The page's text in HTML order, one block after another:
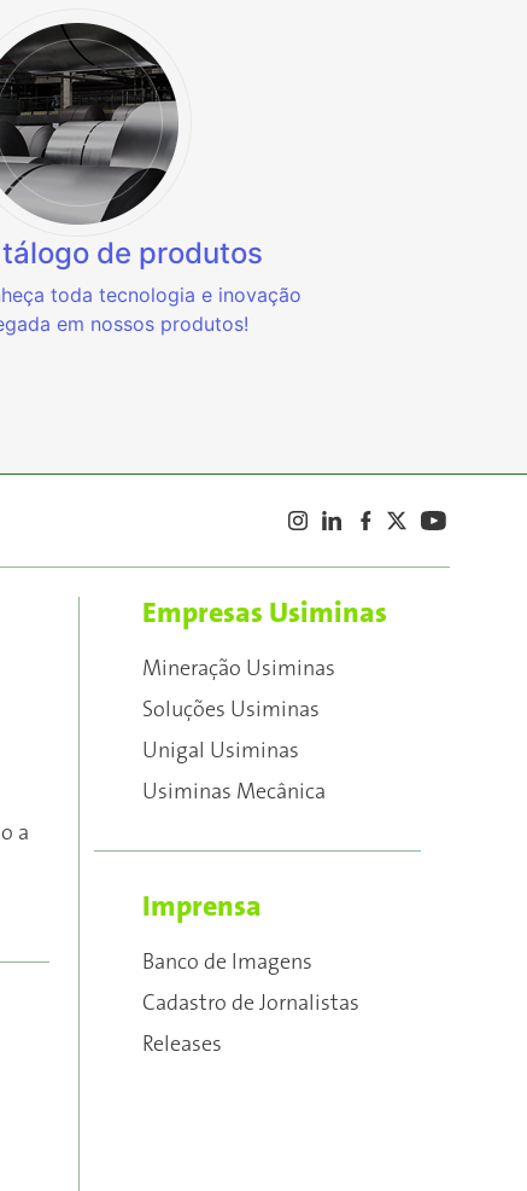
de produtos
toda tecnologia e inovação
em nossos produtos!
a
Empresas Usiminas
Mineração Usiminas
Soluções Usiminas
Unigal Usiminas
Usiminas Mecânica
Imprensa
Banco de Imagens
Cadastro de Jornalistas
Releases